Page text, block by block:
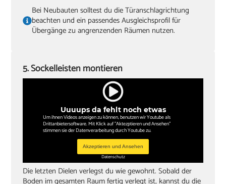
Bei Neubauten solltest du die Türanschlagrichtung
beachten und ein passendes Ausgleichsprofil für
Übergänge zu angrenzenden Räumen nutzen.
Uuuups da fehlt noch etwas
Um ihnen Videos anzeigen zu können, benutzen wir Youtube als
Drittanbietersoftware. Mit Klick auf "Aktezptieren und Ansehen"
stimmen sie der Datenverarbeitung durch Youtube zu.
Akzeptieren und Ansehen
Datenschutz
5. Sockelleisten montieren
Die letzten Dielen verlegst du wie gewohnt. Sobald der
Boden im gesamten Raum fertig verlegt ist, kannst du die